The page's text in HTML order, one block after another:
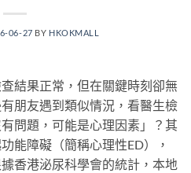
06-27 BY HKOKMALL
結果正常，但在關鍵時刻卻無
朋友遇到類似情況，看醫生檢
問題，可能是心理因素」？其
能障礙（簡稱心理性ED），
香港泌尿科學會的統計，本地